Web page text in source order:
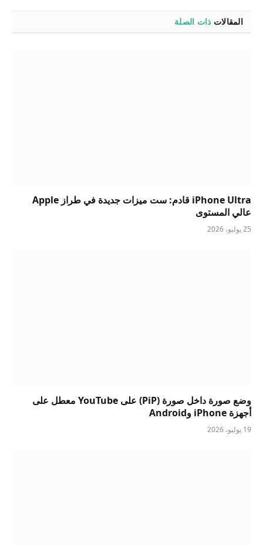
المقالات ذات الصلة
iPhone Ultra قادم: ست ميزات جديدة في طراز Apple
عالي المستوى
25 يوليو، 2026
وضع صورة داخل صورة (PiP) على YouTube معطل على
أجهزة iPhone وAndroid
19 يوليو، 2026